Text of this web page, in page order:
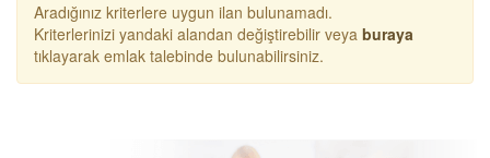
Aradığınız kriterlere uygun ilan bulunamadı.
Kriterlerinizi yandaki alandan değiştirebilir veya buraya
tıklayarak emlak talebinde bulunabilirsiniz.